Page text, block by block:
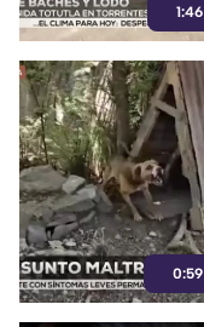
1:46
0:59